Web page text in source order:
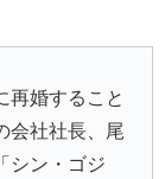
再婚すること
会社社長、尾
シン・ゴジ